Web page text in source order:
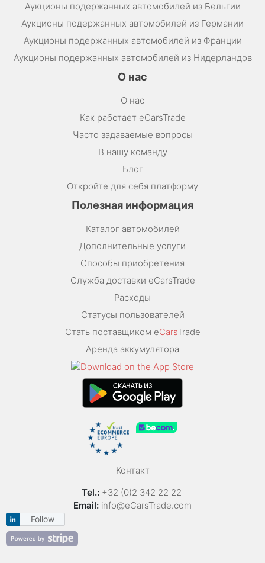
Аукционы подержанных автомобилей из Бельгии
Аукционы подержанных автомобилей из Германии
Аукционы подержанных автомобилей из Франции
Аукционы подержанных автомобилей из Нидерландов
О нас
О нас
Как работает eCarsTrade
Часто задаваемые вопросы
В нашу команду
Блог
Откройте для себя платформу
Полезная информация
Каталог автомобилей
Дополнительные услуги
Способы приобретения
Служба доставки eCarsTrade
Расходы
Статусы пользователей
Стать поставщиком eCarsTrade
Аренда аккумулятора
Контакт
Tel.: +32 (0)2 342 22 22
Email: info@eCarsTrade.com
Follow